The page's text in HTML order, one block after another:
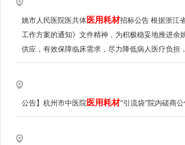
姚市人民医院医共体医用耗材招标公告 根据浙江
工作方案的通知》文件精神，为积极稳妥地推进余
供应，有效保障临床需求，尽力降低病人医疗负
公告】杭州市中医院医用耗材“引流袋”院内磋商